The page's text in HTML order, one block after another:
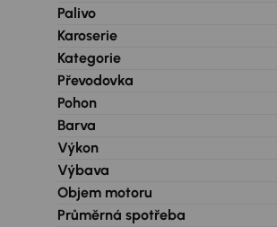
Palivo
Karoserie
Kategorie
Převodovka
Pohon
Barva
Výkon
Výbava
Objem motoru
Průměrná spotřeba